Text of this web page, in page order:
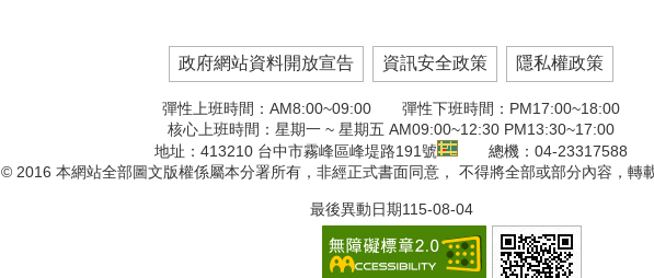
政府網站資料開放宣告 資訊安全政策 隱私權政策
彈性上班時間：AM8:00~09:00 彈性下班時間：PM17:00~18:00
核心上班時間：星期一 ~ 星期五 AM09:00~12:30 PM13:30~17:00
地址：413210 台中市霧峰區峰堤路191號
總機：04-23317588
© 2016 本網站全部圖文版權係屬本分署所有，非經正式書面同意， 不得將全部或部分內容，轉
最後異動日期115-08-04